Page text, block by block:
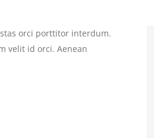
orci porttitor interdum.
velit id orci. Aenean